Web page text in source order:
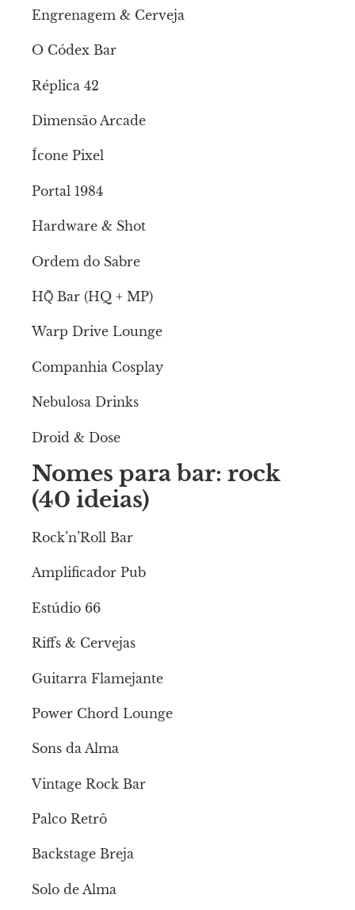
Engrenagem & Cerveja
O Códex Bar
Réplica 42
Dimensão Arcade
Ícone Pixel
Portal 1984
Hardware & Shot
Ordem do Sabre
HQ̃ Bar (HQ + MP)
Warp Drive Lounge
Companhia Cosplay
Nebulosa Drinks
Droid & Dose
Nomes para bar: rock
(40 ideias)
Rock’n’Roll Bar
Amplificador Pub
Estúdio 66
Riffs & Cervejas
Guitarra Flamejante
Power Chord Lounge
Sons da Alma
Vintage Rock Bar
Palco Retrô
Backstage Breja
Solo de Alma